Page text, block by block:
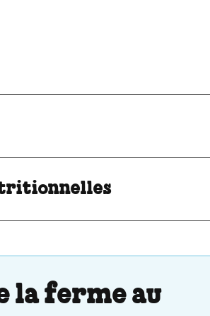
la ferme au